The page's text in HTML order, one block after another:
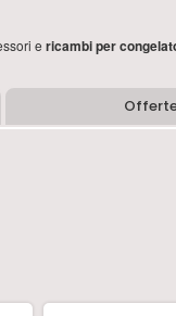
e ricambi per